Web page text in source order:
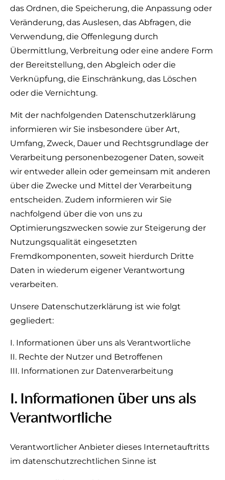
das Ordnen, die Speicherung, die Anpassung oder
Veränderung, das Auslesen, das Abfragen, die
Verwendung, die Offenlegung durch
Übermittlung, Verbreitung oder eine andere Form
der Bereitstellung, den Abgleich oder die
Verknüpfung, die Einschränkung, das Löschen
oder die Vernichtung.
Mit der nachfolgenden Datenschutzerklärung
informieren wir Sie insbesondere über Art,
Umfang, Zweck, Dauer und Rechtsgrundlage der
Verarbeitung personenbezogener Daten, soweit
wir entweder allein oder gemeinsam mit anderen
über die Zwecke und Mittel der Verarbeitung
entscheiden. Zudem informieren wir Sie
nachfolgend über die von uns zu
Optimierungszwecken sowie zur Steigerung der
Nutzungsqualität eingesetzten
Fremdkomponenten, soweit hierdurch Dritte
Daten in wiederum eigener Verantwortung
verarbeiten.
Unsere Datenschutzerklärung ist wie folgt
gegliedert:
I. Informationen über uns als Verantwortliche
II. Rechte der Nutzer und Betroffenen
III. Informationen zur Datenverarbeitung
I. Informationen über uns als
Verantwortliche
Verantwortlicher Anbieter dieses Internetauftritts
im datenschutzrechtlichen Sinne ist